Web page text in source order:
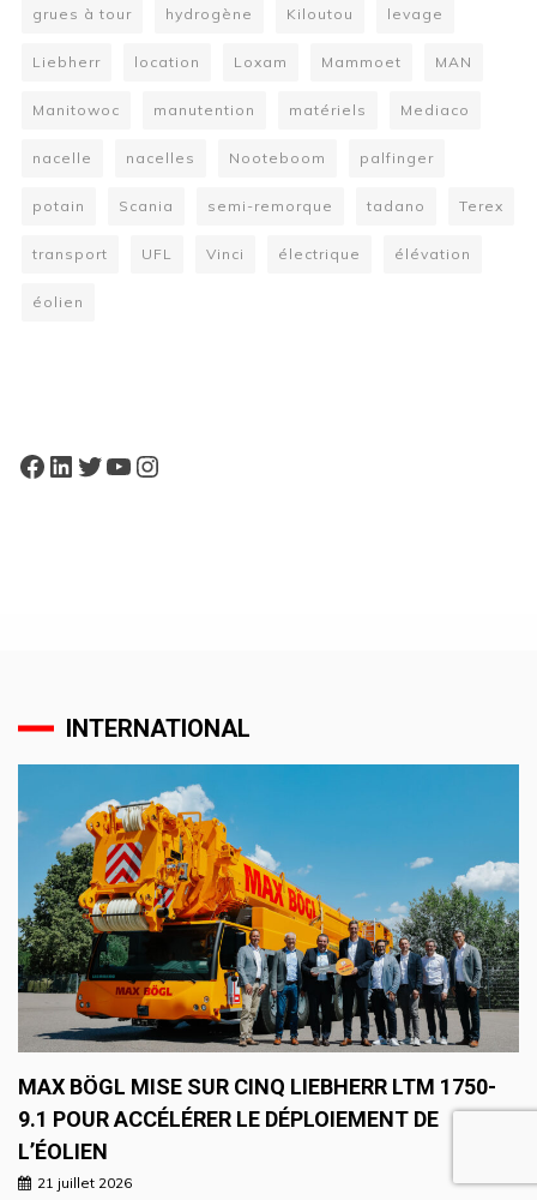
grues à tour hydrogène Kiloutou levage
Liebherr location Loxam Mammoet MAN
Manitowoc manutention matériels Mediaco
nacelle nacelles Nooteboom palfinger
potain Scania semi-remorque tadano Terex
transport UFL Vinci électrique élévation
éolien
Facebook
LinkedIn
Twitter
YouTube
Instagram
INTERNATIONAL
MAX BÖGL MISE SUR CINQ LIEBHERR LTM 1750-
9.1 POUR ACCÉLÉRER LE DÉPLOIEMENT DE
L’ÉOLIEN
21 juillet 2026